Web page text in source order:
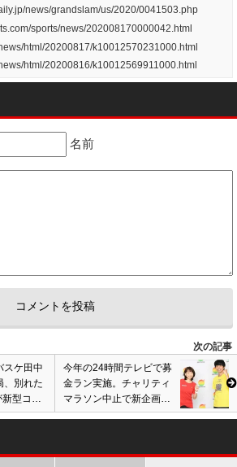
news/grandslam/us/2020/0041503.php
sports/news/202008170000042.html
html/20200817/k10012570231000.html
html/20200816/k10012569911000.html
名前
次の記事
スケ田中
、別れた
型コロ
声も…結
今年の24時間テレビで募
金ラン実施。チャリティ
マラソン中止で新企画、
高額ギャラ発生報道の過